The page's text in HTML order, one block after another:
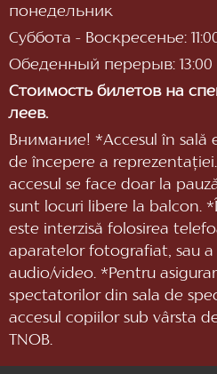
понедельник
Суббота - Воскресенье:
Обеденный перерыв: 13:00
Стоимость билетов на
леев.
Внимание! *Accesul în sală
de începere a
accesul se face doar la
sunt locuri libere la balcon.
este interzisă folosirea
aparatelor fotografiat, sau a
audio/video. *Pentru
spectatorilor din sala de
accesul copiilor sub vârsta
TNOB.